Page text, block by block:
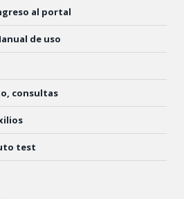
al portal
de uso
consultas
test